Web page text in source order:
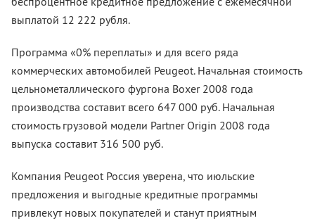
выплатой 12 222 рубля.
Программа «0% переплаты» и для всего ряда
коммерческих автомобилей Peugeot. Начальная стоимость
цельнометаллического фургона Boxer 2008 года
производства составит всего 647 000 руб. Начальная
стоимость грузовой модели Partner Origin 2008 года
выпуска составит 316 500 руб.
Компания Peugeot Россия уверена, что июльские
предложения и выгодные кредитные программы
привлекут новых покупателей и станут приятным